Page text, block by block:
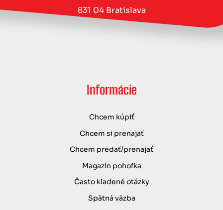
831 04 Bratislava
Informácie
Chcem kúpiť
Chcem si prenajať
Chcem predať/prenajať
Magazín pohofka
Často kladené otázky
Spätná väzba